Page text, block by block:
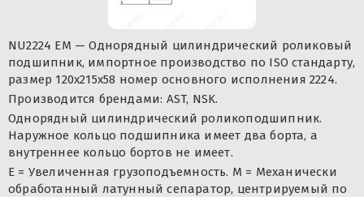
NU2224 EM — Однорядный цилиндрический роликовый
подшипник, импортное производство по ISO стандарту,
размер 120x215x58 номер основного исполнения 2224.
Производится брендами: AST, NSK.
Однорядный цилиндрический роликоподшипник.
Наружное кольцо подшипника имеет два борта, а
внутреннее кольцо бортов не имеет.
E = Увеличенная грузоподъемность. М = Механически
обработанный латунный сепаратор, центрируемый по